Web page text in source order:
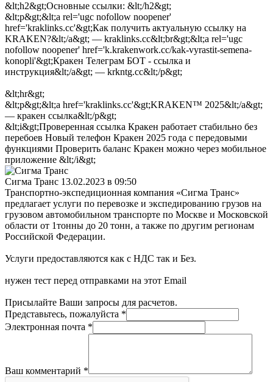
&lt;h2&gt;Основные ссылки: &lt;/h2&gt;
&lt;p&gt;&lt;a rel='ugc nofollow noopener'
href='kraklinks.cc'&gt;Как получить актуальную ссылку на
KRAKEN?&lt;/a&gt; — kraklinks.cc&lt;br&gt;&lt;a rel='ugc
nofollow noopener' href='k.krakenwork.cc/kak-vyrastit-semena-
konopli'&gt;Кракен Телеграм БОТ - ссылка и
инструкция&lt;/a&gt; — krkntg.cc&lt;/p&gt;
&lt;hr&gt;
&lt;p&gt;&lt;a href='kraklinks.cc'&gt;KRAKEN™ 2025&lt;/a&gt;
— кракен ссылка&lt;/p&gt;
&lt;i&gt;Проверенная ссылка Кракен работает стабильно без
перебоев Новый телефон Кракен 2025 года с передовыми
функциями Проверить баланс Кракен можно через мобильное
приложение &lt;/i&gt;
Сигма Транс 13.02.2023 в 09:50
Транспортно-экспедиционная компания «Сигма Транс»
предлагает услуги по перевозке и экспедированию грузов на
грузовом автомобильном транспорте по Москве и Московской
области от 1тонны до 20 тонн, а также по другим регионам
Российской Федерации.
Услуги предоставляются как с НДС так и Без.
нужен тест перед отправками на этот Email
Присылайте Ваши запросы для расчетов.
Представьтесь, пожалуйста *
Электронная почта *
Ваш комментарий *